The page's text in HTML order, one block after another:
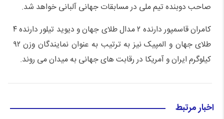
صاحب دوبنده تیم ملی در مسابقات جهانی آلبانی خواهد شد.
کامران قاسمپور دارنده ۲ مدال طلای جهان و دیوید تیلور دارنده ۴
طلای جهان و المپیک نیز به ترتیب به عنوان نمایندگان وزن ۹۲
کیلوگرم ایران و آمریکا در رقابت های جهانی به میدان می روند.
اخبار مرتبط